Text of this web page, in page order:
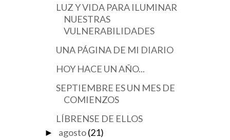
LUZ Y VIDA PARA ILUMINAR
NUESTRAS
VULNERABILIDADES
UNA PÁGINA DE MI DIARIO
HOY HACE UN AÑO...
SEPTIEMBRE ES UN MES DE
COMIENZOS
LÍBRENSE DE ELLOS
► agosto (21)